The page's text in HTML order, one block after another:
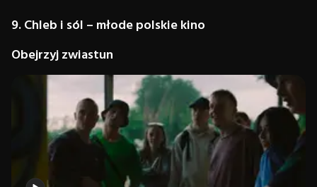
9. Chleb i sól – młode polskie kino
Obejrzyj zwiastun